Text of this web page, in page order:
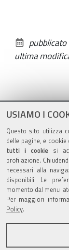
USIAMO I
Questo sito utilizza
delle pagine, e
tutti i cookiesi
profilazione.
necessari alla
disponibili. Le
momento dal menu
Per maggiori
Policy.
documento
pubblicato
ultima
Contatti
Azienda Unità
via Cassoli, 30 -
C.F e P.IVA